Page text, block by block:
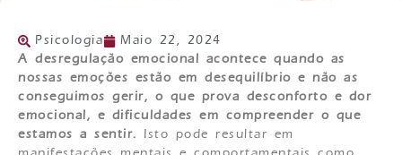
Psicologia
Maio 22, 2024
A desregulação emocional acontece quando as
nossas emoções estão em desequilíbrio e não as
conseguimos gerir, o que prova desconforto e dor
emocional, e dificuldades em compreender o que
estamos a sentir. Isto pode resultar em